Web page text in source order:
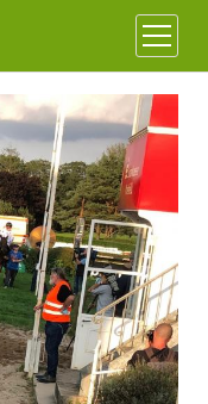
Menü
öffnen